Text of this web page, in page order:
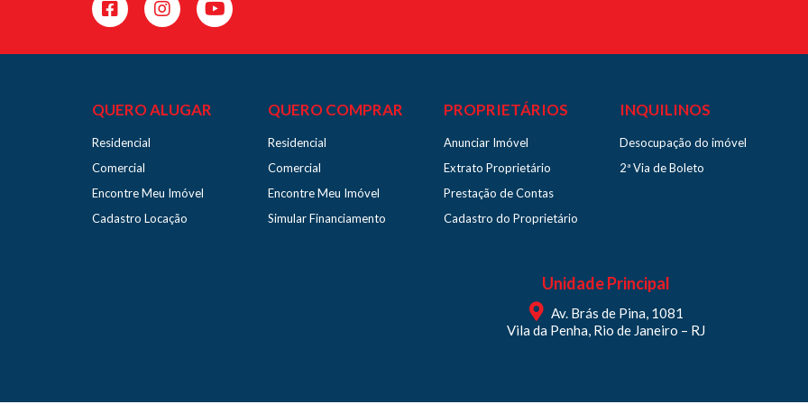
QUERO ALUGAR
Residencial
Comercial
Encontre Meu Imóvel
Cadastro Locação
QUERO COMPRAR
Residencial
Comercial
Encontre Meu Imóvel
Simular Financiamento
PROPRIETÁRIOS
Anunciar Imóvel
Extrato Proprietário
Prestação de Contas
Cadastro do Proprietário
INQUILINOS
Desocupação do imóvel
2ª Via de Boleto
Unidade Principal
Av. Brás de Pina, 1081
Vila da Penha, Rio de Janeiro – RJ